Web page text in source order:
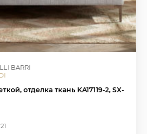
BARRI
отделка ткань KA17119-2, SX-